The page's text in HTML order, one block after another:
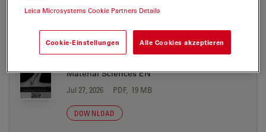
Material Sciences EN
Jul 27, 2026 PDF, 19 MB
DOWNLOAD
Leica Microsystems Cookie Partners Details
Cookie-Einstellungen Alle Cookies akzeptieren